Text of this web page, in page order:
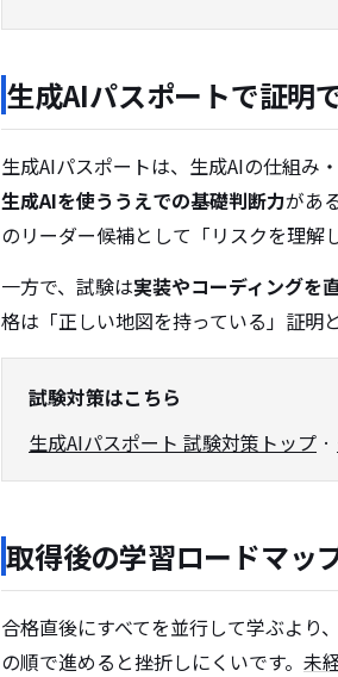
生成AIパスポートで証明
生成AIパスポートは、生成AIの仕組み
生成AIを使ううえでの基礎判断力があ
のリーダー候補として「リスクを理解
一方で、試験は実装やコーディングを
格は「正しい地図を持っている」証明
試験対策はこちら
生成AIパスポート 試験対策トップ ·
取得後の学習ロードマッ
合格直後にすべてを並行して学ぶより、
の順で進めると挫折しにくいです。 未